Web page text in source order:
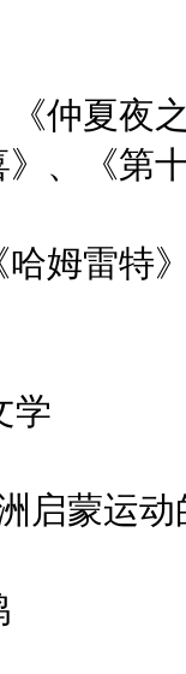
夏夜之
、《第
雷特》
蒙运动